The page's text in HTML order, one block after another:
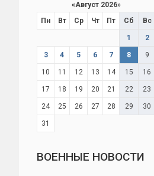
«Август 2026»
Пн
Вт Ср Чт Пт Сб Вс
1 2
3 4 5 6 7 8 9
10 11 12 13 14 15 16
17 18 19 20 21 22 23
24 25 26 27 28 29 30
31
ВОЕННЫЕ НОВОСТИ